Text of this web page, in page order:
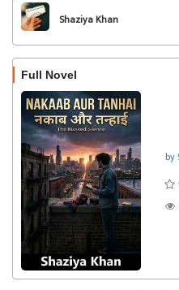
Shaziya Khan
Full Novel
by